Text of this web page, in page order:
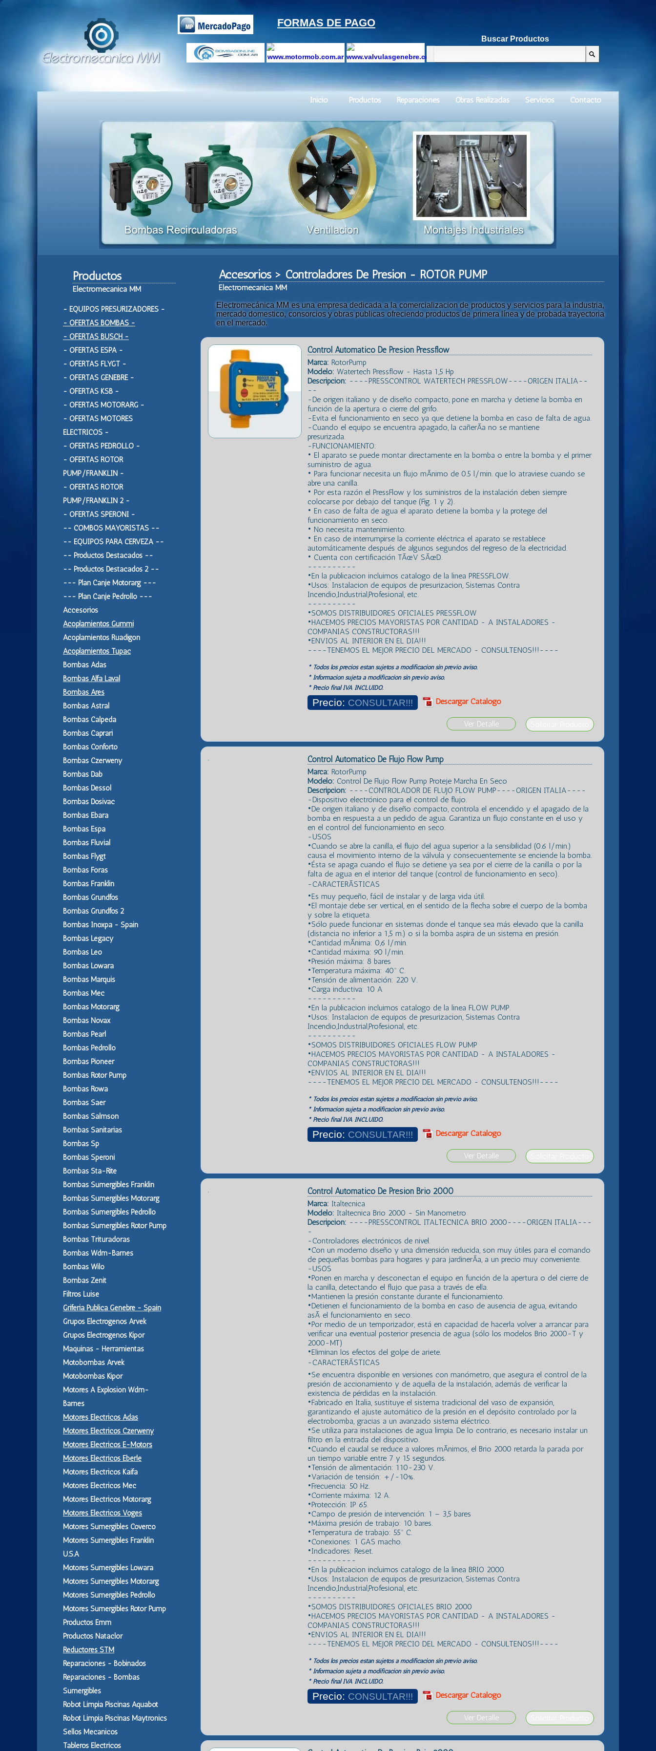
FORMAS DE PAGO
Buscar Productos
Inicio Productos Reparaciones Obras Realizadas Servicios Contacto
Productos
Electromecanica MM
- EQUIPOS PRESURIZADORES -
- OFERTAS BOMBAS -
- OFERTAS BUSCH -
- OFERTAS ESPA -
- OFERTAS FLYGT -
- OFERTAS GENEBRE -
- OFERTAS KSB -
- OFERTAS MOTORARG -
- OFERTAS MOTORES
ELECTRICOS -
- OFERTAS PEDROLLO -
- OFERTAS ROTOR
PUMP/FRANKLIN -
- OFERTAS ROTOR
PUMP/FRANKLIN 2 -
- OFERTAS SPERONI -
-- COMBOS MAYORISTAS --
-- EQUIPOS PARA CERVEZA --
-- Productos Destacados --
-- Productos Destacados 2 --
--- Plan Canje Motorarg ---
--- Plan Canje Pedrollo ---
Accesorios
Acoplamientos Gummi
Acoplamientos Ruadigon
Acoplamientos Tupac
Bombas Adas
Bombas Alfa Laval
Bombas Ares
Bombas Astral
Bombas Calpeda
Bombas Caprari
Bombas Conforto
Bombas Czerweny
Bombas Dab
Bombas Dessol
Bombas Dosivac
Bombas Ebara
Bombas Espa
Bombas Fluvial
Bombas Flygt
Bombas Foras
Bombas Franklin
Bombas Grundfos
Bombas Grundfos 2
Bombas Inoxpa - Spain
Bombas Legacy
Bombas Leo
Bombas Lowara
Bombas Marquis
Bombas Mec
Bombas Motorarg
Bombas Novax
Bombas Pearl
Bombas Pedrollo
Bombas Pioneer
Bombas Rotor Pump
Bombas Rowa
Bombas Saer
Bombas Salmson
Bombas Sanitarias
Bombas Sp
Bombas Speroni
Bombas Sta-Rite
Bombas Sumergibles Franklin
Bombas Sumergibles Motorarg
Bombas Sumergibles Pedrollo
Bombas Sumergibles Rotor Pump
Bombas Trituradoras
Bombas Wdm-Barnes
Bombas Wilo
Bombas Zenit
Filtros Luise
Griferia Publica Genebre - Spain
Grupos Electrogenos Arvek
Grupos Electrogenos Kipor
Maquinas - Herramientas
Motobombas Arvek
Motobombas Kipor
Motores A Explosion Wdm-
Barnes
Motores Electricos Adas
Motores Electricos Czerweny
Motores Electricos E-Motors
Motores Electricos Eberle
Motores Electricos Kaifa
Motores Electricos Mec
Motores Electricos Motorarg
Motores Electricos Voges
Motores Sumergibles Coverco
Motores Sumergibles Franklin
U.S.A
Motores Sumergibles Lowara
Motores Sumergibles Motorarg
Motores Sumergibles Pedrollo
Motores Sumergibles Rotor Pump
Productos Emm
Productos Nataclor
Reductores STM
Reparaciones - Bobinados
Reparaciones - Bombas
Sumergibles
Robot Limpia Piscinas Aquabot
Robot Limpia Piscinas Maytronics
Sellos Mecanicos
Tableros Electricos
Accesorios > Controladores De Presion - ROTOR PUMP
Electromecanica MM
Electromecánica MM es una empresa dedicada a la comercializacion de productos y servicios para la industria,
mercado domestico, consorcios y obras publicas ofreciendo productos de primera línea y de probada trayectoria
en el mercado.
Control Automatico De Presion Pressflow
Marca: RotorPump
Modelo: Watertech Pressflow - Hasta 1,5 Hp
Descripción: ----PRESSCONTROL WATERTECH PRESSFLOW----ORIGEN ITALIA--
--
-De origen italiano y de diseño compacto, pone en marcha y detiene la bomba en
función de la apertura o cierre del grifo.
-Evita el funcionamiento en seco ya que detiene la bomba en caso de falta de agua.
-Cuando el equipo se encuentra apagado, la cañerÃ­a no se mantiene
presurizada.
-FUNCIONAMIENTO:
• El aparato se puede montar directamente en la bomba o entre la bomba y el primer
suministro de agua.
• Para funcionar necesita un flujo mÃ­nimo de 0.5 l/min. que lo atraviese cuando se
abre una canilla.
• Por esta razón el PressFlow y los suministros de la instalación deben siempre
colocarse por debajo del tanque (Fig. 1 y 2).
• En caso de falta de agua el aparato detiene la bomba y la protege del
funcionamiento en seco.
• No necesita mantenimiento.
• En caso de interrumpirse la corriente eléctrica el aparato se restablece
automáticamente después de algunos segundos del regreso de la electricidad.
• Cuenta con certificación TÃœV SÃœD.
----------
•En la publicacion incluimos catalogo de la linea PRESSFLOW.
•Usos: Instalacion de equipos de presurizacion, Sistemas Contra
Incendio,Industrial,Profesional, etc.
----------
•SOMOS DISTRIBUIDORES OFICIALES PRESSFLOW
•HACEMOS PRECIOS MAYORISTAS POR CANTIDAD - A INSTALADORES -
COMPANIAS CONSTRUCTORAS!!!
•ENVIOS AL INTERIOR EN EL DIA!!!
----TENEMOS EL MEJOR PRECIO DEL MERCADO - CONSULTENOS!!!----
* Todos los precios estan sujetos a modificación sin previo aviso.
* Información sujeta a modificación sin previo aviso.
* Precio final IVA INCLUIDO.
Precio: CONSULTAR!!! Descargar Catálogo
Ver Detalle
Control Automatico De Flujo Flow Pump
Marca: RotorPump
Modelo: Control De Flujo Flow Pump Proteje Marcha En Seco
Descripción: ----CONTROLADOR DE FLUJO FLOW PUMP----ORIGEN ITALIA----
-Dispositivo electrónico para el control de flujo.
•De origen italiano y de diseño compacto, controla el encendido y el apagado de la
bomba en respuesta a un pedido de agua. Garantiza un flujo constante en el uso y
en el control del funcionamiento en seco.
-USOS
•Cuando se abre la canilla, el flujo del agua superior a la sensibilidad (0.6 l/min.)
causa el movimiento interno de la válvula y consecuentemente se enciende la bomba.
•Ésta se apaga cuando el flujo se detiene ya sea por el cierre de la canilla o por la
falta de agua en el interior del tanque (control de funcionamiento en seco).
-CARACTERÃSTICAS
•Es muy pequeño, fácil de instalar y de larga vida útil.
•El montaje debe ser vertical, en el sentido de la flecha sobre el cuerpo de la bomba
y sobre la etiqueta.
•Sólo puede funcionar en sistemas donde el tanque sea más elevado que la canilla
(distancia no inferior a 1,5 m.) o si la bomba aspira de un sistema en presión.
•Cantidad mÃ­nima: 0,6 l/min.
•Cantidad máxima: 90 l/min.
•Presión máxima: 8 bares
•Temperatura máxima: 40º C.
•Tensión de alimentación: 220 V.
•Carga inductiva: 10 A
----------
•En la publicacion incluimos catalogo de la linea FLOW PUMP.
•Usos: Instalacion de equipos de presurizacion, Sistemas Contra
Incendio,Industrial,Profesional, etc.
----------
•SOMOS DISTRIBUIDORES OFICIALES FLOW PUMP
•HACEMOS PRECIOS MAYORISTAS POR CANTIDAD - A INSTALADORES -
COMPANIAS CONSTRUCTORAS!!!
•ENVIOS AL INTERIOR EN EL DIA!!!
----TENEMOS EL MEJOR PRECIO DEL MERCADO - CONSULTENOS!!!----
* Todos los precios estan sujetos a modificación sin previo aviso.
* Información sujeta a modificación sin previo aviso.
* Precio final IVA INCLUIDO.
Precio: CONSULTAR!!! Descargar Catálogo
Ver Detalle
Control Automatico De Presion Brio 2000
Marca: Italtecnica
Modelo: Italtecnica Brio 2000 - Sin Manometro
Descripción: ----PRESSCONTROL ITALTECNICA BRIO 2000----ORIGEN ITALIA---
-
-Controladores electrónicos de nivel.
•Con un moderno diseño y una dimensión reducida, son muy útiles para el comando
de pequeñas bombas para hogares y para jardinerÃ­a, a un precio muy conveniente.
-USOS
•Ponen en marcha y desconectan el equipo en función de la apertura o del cierre de
la canilla, detectando el flujo que pasa a través de ella.
•Mantienen la presión constante durante el funcionamiento.
•Detienen el funcionamiento de la bomba en caso de ausencia de agua, evitando
asÃ­ el funcionamiento en seco.
•Por medio de un temporizador, está en capacidad de hacerla volver a arrancar para
verificar una eventual posterior presencia de agua (sólo los modelos Brio 2000-T y
2000-MT)
•Eliminan los efectos del golpe de ariete.
-CARACTERÃSTICAS
•Se encuentra disponible en versiones con manómetro, que asegura el control de la
presión de accionamiento y de aquella de la instalación, además de verificar la
existencia de pérdidas en la instalación.
•Fabricado en Italia, sustituye el sistema tradicional del vaso de expansión,
garantizando el ajuste automático de la presión en el depósito controlado por la
electrobomba, gracias a un avanzado sistema eléctrico.
•Se utiliza para instalaciones de agua limpia. De lo contrario, es necesario instalar un
filtro en la entrada del dispositivo.
•Cuando el caudal se reduce a valores mÃ­nimos, el Brio 2000 retarda la parada por
un tiempo variable entre 7 y 15 segundos.
•Tensión de alimentación: 110-230 V.
•Variación de tensión: +/-10%.
•Frecuencia: 50 Hz.
•Corriente máxima: 12 A.
•Protección: IP 65.
•Campo de presión de intervención: 1 – 3,5 bares
•Máxima presión de trabajo: 10 bares.
•Temperatura de trabajo: 55º C.
•Conexiones: 1 GAS macho.
•Indicadores: Reset.
----------
•En la publicacion incluimos catalogo de la linea BRIO 2000.
•Usos: Instalacion de equipos de presurizacion, Sistemas Contra
Incendio,Industrial,Profesional, etc.
----------
•SOMOS DISTRIBUIDORES OFICIALES BRIO 2000
•HACEMOS PRECIOS MAYORISTAS POR CANTIDAD - A INSTALADORES -
COMPANIAS CONSTRUCTORAS!!!
•ENVIOS AL INTERIOR EN EL DIA!!!
----TENEMOS EL MEJOR PRECIO DEL MERCADO - CONSULTENOS!!!----
* Todos los precios estan sujetos a modificación sin previo aviso.
* Información sujeta a modificación sin previo aviso.
* Precio final IVA INCLUIDO.
Precio: CONSULTAR!!! Descargar Catálogo
Ver Detalle